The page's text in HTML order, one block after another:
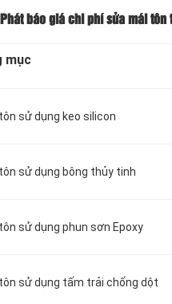
báo giá chi phí sửa mái tôn
mục
sử dụng keo silicon
sử dụng bông thủy tinh
sử dụng phun sơn Epoxy
sử dụng tấm trải chống dột